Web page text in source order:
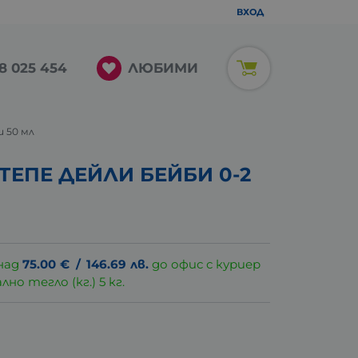
ВХОД
025 454 ЛЮБИМИ
50 мл
ДЕЙЛИ БЕЙБИ 0-2
75.00 € / 146.69 лв. до офис с куриер
тегло (кг.) 5 кг.